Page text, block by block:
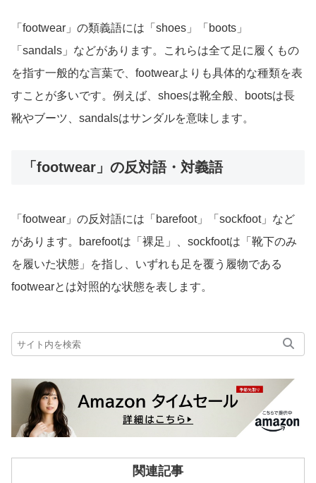
「footwear」の類義語には「shoes」「boots」
「sandals」などがあります。これらは全て足に履くもの
を指す一般的な言葉で、footwearよりも具体的な種類を表
すことが多いです。例えば、shoesは靴全般、bootsは長
靴やブーツ、sandalsはサンダルを意味します。
「footwear」の反対語・対義語
「footwear」の反対語には「barefoot」「sockfoot」など
があります。barefootは「裸足」、sockfootは「靴下のみ
を履いた状態」を指し、いずれも足を覆う履物である
footwearとは対照的な状態を表します。
関連記事